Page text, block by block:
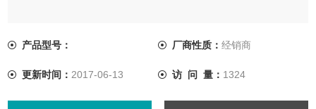
产品型号： 厂商性质： 经销商
更新时间： 2017-06-13 访 问 量： 1324